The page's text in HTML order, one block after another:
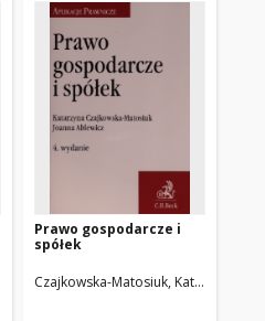
Zieliński, Lesław Jurek, Radosław
Prawo gospodarcze i
spółek
Czajkowska-Matosiuk, Katarzyna